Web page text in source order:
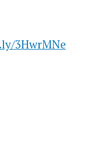
3HwrMNe